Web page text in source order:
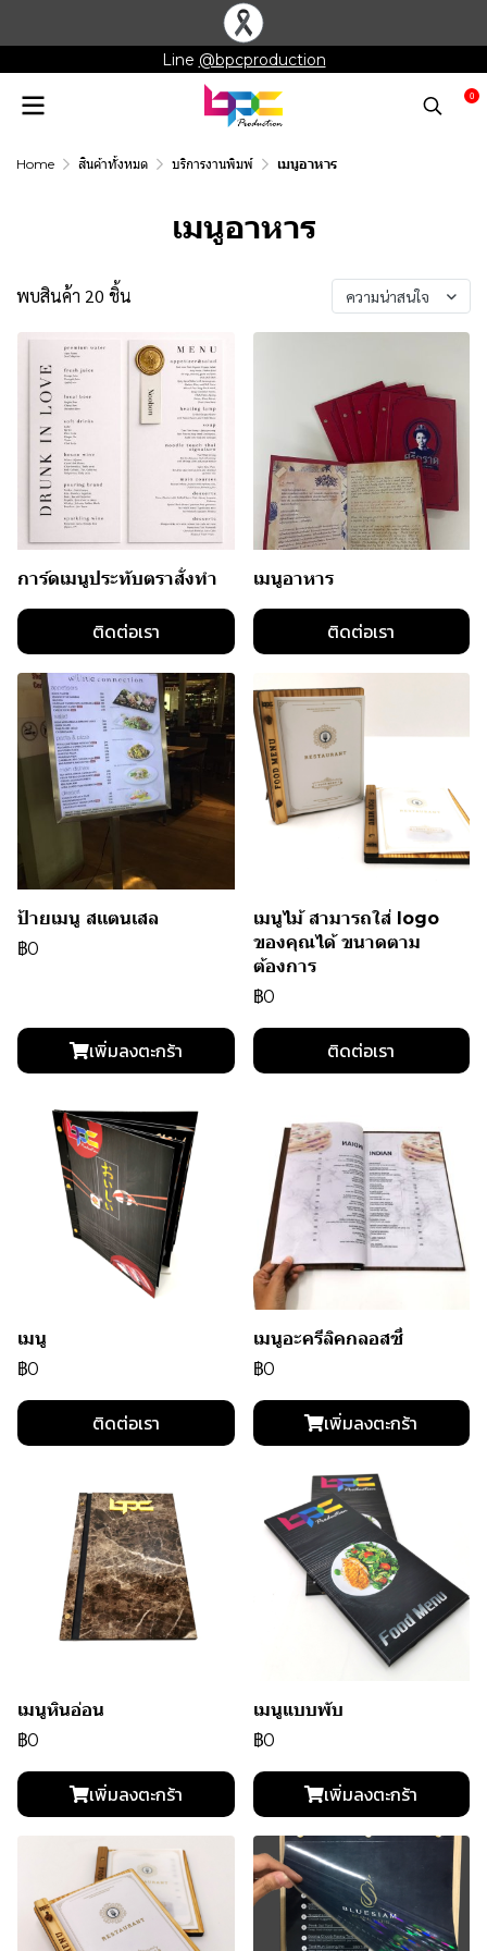
Line @bpcproduction
0
Home สินค้าทั้งหมด บริการงานพิมพ์ เมนูอาหาร
เมนูอาหาร
พบสินค้า 20 ชิ้น ความน่าสนใจ
การ์ดเมนูประทับตราสั่งทำ
ติดต่อเรา
เมนูอาหาร
ติดต่อเรา
ป้ายเมนู สเเตนเสล
฿0
เพิ่มลงตะกร้า
เมนูไม้ สามารถใส่ logo
ของคุณได้ ขนาดตาม
ต้องการ
฿0
ติดต่อเรา
เมนู
฿0
ติดต่อเรา
เมนูอะครีลิคกลอสซี่
฿0
เพิ่มลงตะกร้า
เมนูหินอ่อน
฿0
เพิ่มลงตะกร้า
เมนูแบบพับ
฿0
เพิ่มลงตะกร้า